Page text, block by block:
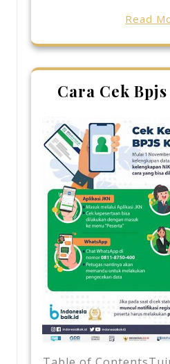
Read
Cara Cek